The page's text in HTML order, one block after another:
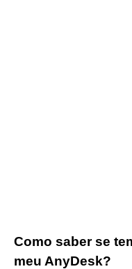
Como saber se
meu AnyDesk?